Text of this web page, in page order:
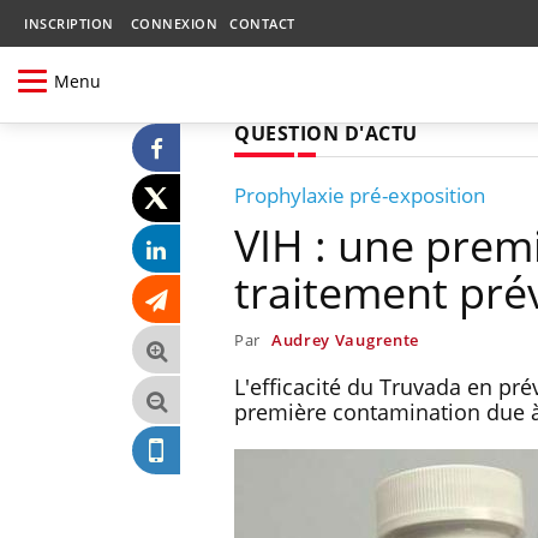
INSCRIPTION CONNEXION CONTACT
Menu
QUESTION D'ACTU
Prophylaxie pré-exposition
VIH : une
traitement
Par Audrey Vaugrente
L'efficacité du Truvada en
première contamination due